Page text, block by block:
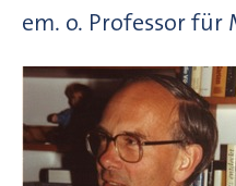
em. o. Professor